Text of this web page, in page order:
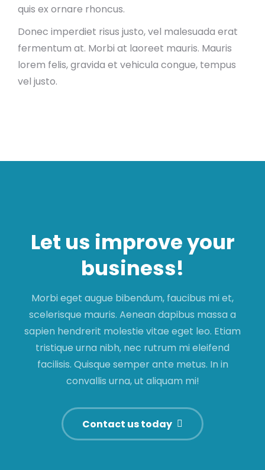
quis ex ornare rhoncus.
Donec imperdiet risus justo, vel malesuada erat
fermentum at. Morbi at laoreet mauris. Mauris
lorem felis, gravida et vehicula congue, tempus
vel justo.
Let us improve your
business!
Morbi eget augue bibendum, faucibus mi et,
scelerisque mauris. Aenean dapibus massa a
sapien hendrerit molestie vitae eget leo. Etiam
tristique urna nibh, nec rutrum mi eleifend
facilisis. Quisque semper ante metus. In in
convallis urna, ut aliquam mi!
Contact us today